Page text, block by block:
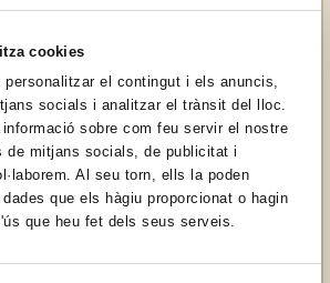
cookies
el contingut i els anuncis,
socials i analitzar el trànsit del lloc.
sobre com feu servir el nostre
de mitjans socials, de publicitat i
Al seu torn, ells la poden
que els hàgiu proporcionat o hagin
que heu fet dels seus serveis.
partit federal figuerenc al sentiment
de banda els principis de
d'un grup de joves descontents amb
i cultural de la ciutat de Figueres, el
de l'Aplec Nacionalista
que tenia com a portaveu la